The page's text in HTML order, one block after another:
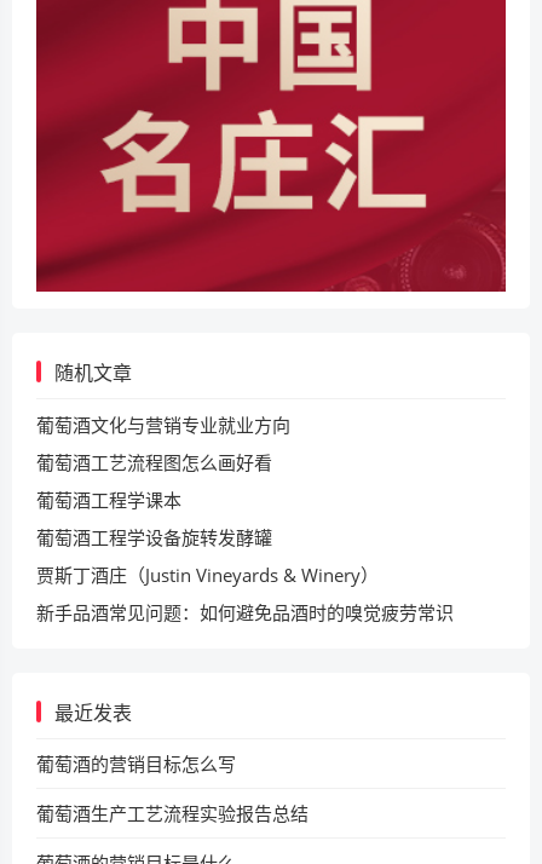
随机文章
葡萄酒文化与营销专业就业方向
葡萄酒工艺流程图怎么画好看
葡萄酒工程学课本
葡萄酒工程学设备旋转发酵罐
贾斯丁酒庄（Justin Vineyards & Winery）
新手品酒常见问题：如何避免品酒时的嗅觉疲劳常识
最近发表
葡萄酒的营销目标怎么写
葡萄酒生产工艺流程实验报告总结